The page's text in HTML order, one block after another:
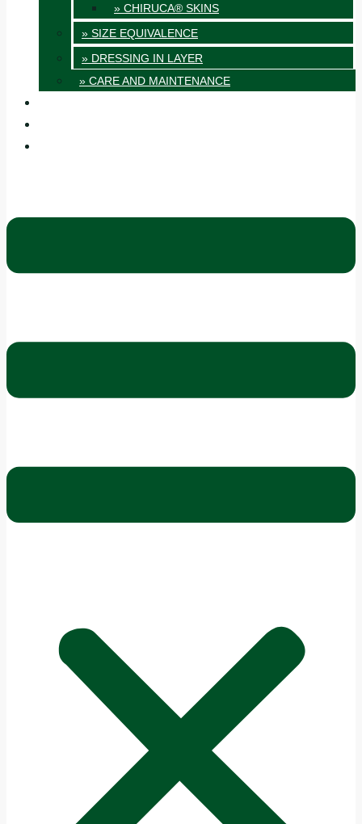
» CHIRUCA® SKINS
» SIZE EQUIVALENCE
» DRESSING IN LAYER
» CARE AND MAINTENANCE